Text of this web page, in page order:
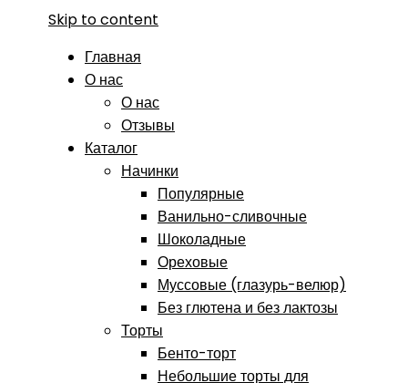
Skip to content
Главная
О нас
О нас
Отзывы
Каталог
Начинки
Популярные
Ванильно-сливочные
Шоколадные
Ореховые
Муссовые (глазурь-велюр)
Без глютена и без лактозы
Торты
Бенто-торт
Небольшие торты для